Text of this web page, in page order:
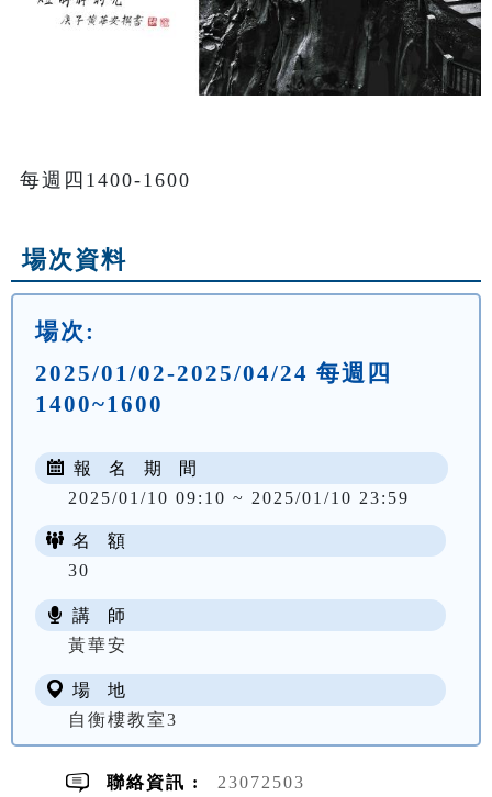
每週四1400-1600
場次資料
場次:
2025/01/02-2025/04/24 每週四
1400~1600
報 名 期 間
2025/01/10 09:10 ~ 2025/01/10 23:59
名 額
30
講 師
黃華安
場 地
自衡樓教室3
聯絡資訊 : 23072503